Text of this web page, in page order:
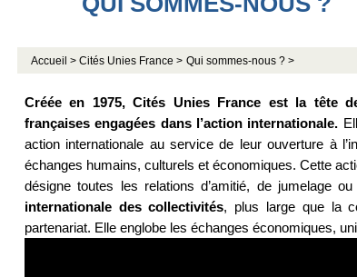
Accueil > Cités Unies France > Qui sommes-nous ? >
Créée en 1975, Cités Unies France est la tête
françaises engagées dans l’action internationale.
action internationale au service de leur ouverture à
échanges humains, culturels et économiques. Cette
désigne toutes les relations d’amitié, de jumelage
internationale des collectivités, plus large que la
partenariat. Elle englobe les échanges économiques,